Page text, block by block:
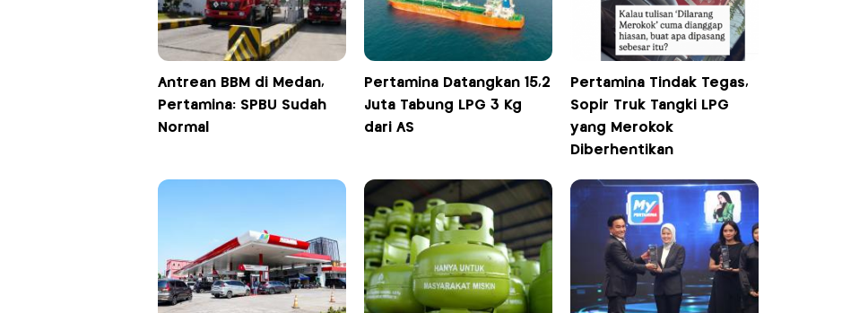
Antrean BBM di Medan,
Pertamina: SPBU Sudah
Normal
Pertamina Datangkan 15,2
Juta Tabung LPG 3 Kg
dari AS
Pertamina Tindak Tegas,
Sopir Truk Tangki LPG
yang Merokok
Diberhentikan